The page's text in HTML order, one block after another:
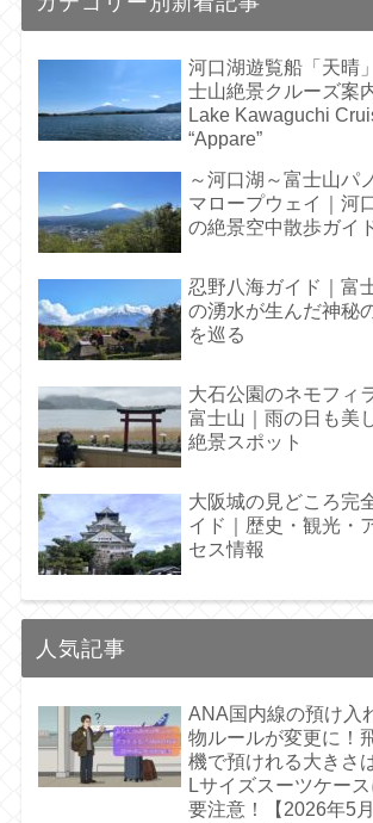
河口湖遊覧船「天晴
士山絶景クルーズ案
Lake Kawaguchi
“Appare”
～河口湖～富士山パ
マロープウェイ｜河
の絶景空中散歩ガイ
忍野八海ガイド｜富
の湧水が生んだ神秘
を巡る
大石公園のネモフィ
富士山｜雨の日も美
絶景スポット
大阪城の見どころ完
イド｜歴史・観光・
セス情報
人気記事
ANA国内線の預け入
物ルールが変更に！
機で預けれる大きさ
Lサイズスーツケース
要注意！【2026年5